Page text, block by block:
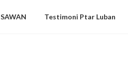
SAWAN Testimoni Ptar Luban